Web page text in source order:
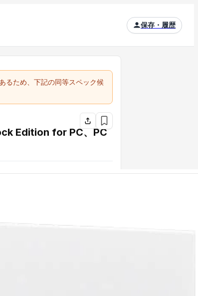
保存・履歴
るため、下記の同等スペック候
Edition for PC、PC